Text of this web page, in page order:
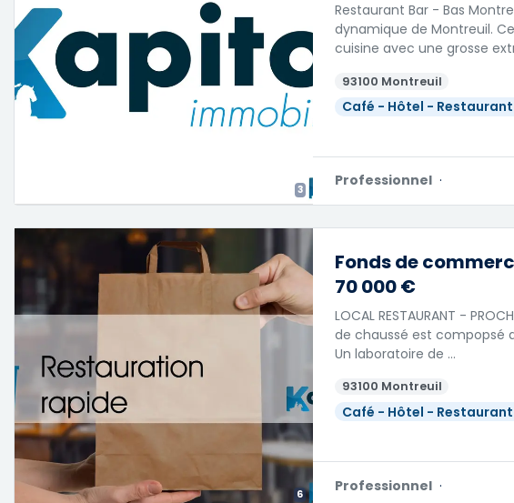
3
Restaurant Bar - Bas
dynamique de Montreuil.
cuisine avec une grosse
93100 Montreuil
Café - Hôtel -
Professionnel ·
6
Fonds de
70 000 €
LOCAL RESTAURANT -
de chaussé est compopsé
Un laboratoire de …
93100 Montreuil
Café - Hôtel -
Professionnel ·